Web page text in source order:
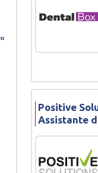
Positive
Assistante